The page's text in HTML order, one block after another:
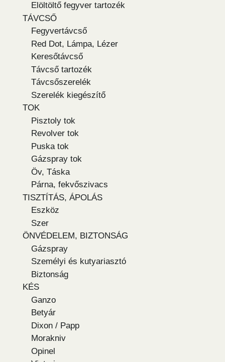
Elöltöltő fegyver tartozék
TÁVCSŐ
Fegyvertávcső
Red Dot, Lámpa, Lézer
Keresőtávcső
Távcső tartozék
Távcsőszerelék
Szerelék kiegészítő
TOK
Pisztoly tok
Revolver tok
Puska tok
Gázspray tok
Öv, Táska
Párna, fekvőszivacs
TISZTÍTÁS, ÁPOLÁS
Eszköz
Szer
ÖNVÉDELEM, BIZTONSÁG
Gázspray
Személyi és kutyariasztó
Biztonság
KÉS
Ganzo
Betyár
Dixon / Papp
Morakniv
Opinel